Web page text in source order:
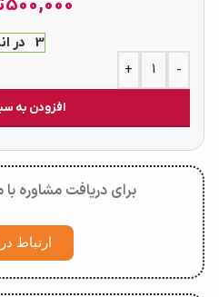
500,000
3 در انبار
-
+
افزودن به
برای دریافت مشاوره با
ارتباط در